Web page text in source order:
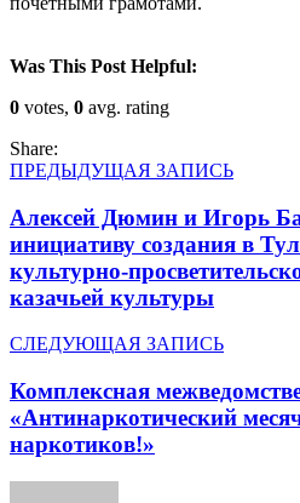
Was This Post Helpful:
0 votes, 0 avg. rating
Share:
ПРЕДЫДУЩАЯ ЗАПИСЬ
Алексей Дюмин и Игорь
инициативу создания в
культурно-
казачьей культуры
СЛЕДУЮЩАЯ ЗАПИСЬ
Комплексная
«Антинаркотический
наркотиков!»